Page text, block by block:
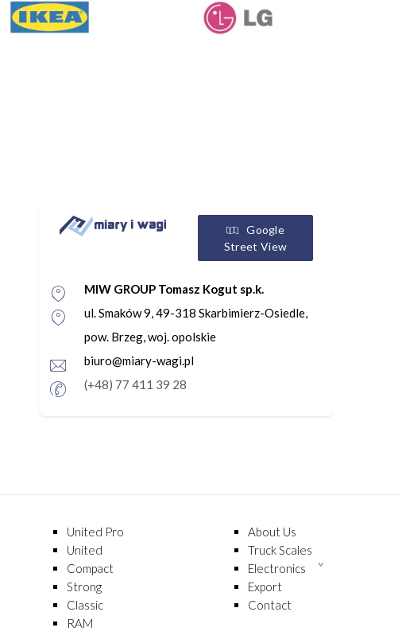
Google
Street View
MIW GROUP Tomasz Kogut sp.k.
ul. Smaków 9, 49-318 Skarbimierz-Osiedle,
pow. Brzeg, woj. opolskie
biuro@miary-wagi.pl
(+48) 77 411 39 28
United Pro
United
Compact
Strong
Classic
RAM
About Us
Truck Scales
Electronics
Export
Contact